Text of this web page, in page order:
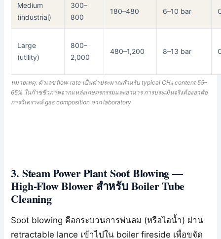
Medium
(industrial)
300–
800
180–480 6–10 bar
Large
(utility)
800–
2,000
480–1,200 8–13 bar
หมายเหตุ: ตัวเลข flow rate เป็นค่าประมาณสำหรับ typical CH₄ content 55–
65% ในก๊าซชีวภาพจากแหล่งเกษตรกรรมและอาหาร การประเมินจริงต้องอาศัย
การวิเคราะห์ gas composition จาก laboratory
3. Steam Power Plant Soot Blowing —
High-Flow Blower สำหรับ Boiler Tube
Cleaning
Soot blowing คือกระบวนการพ่นลม (หรือไอน้ำ) ผ่าน
retractable lance เข้าไปใน boiler fireside เพื่อขจัด